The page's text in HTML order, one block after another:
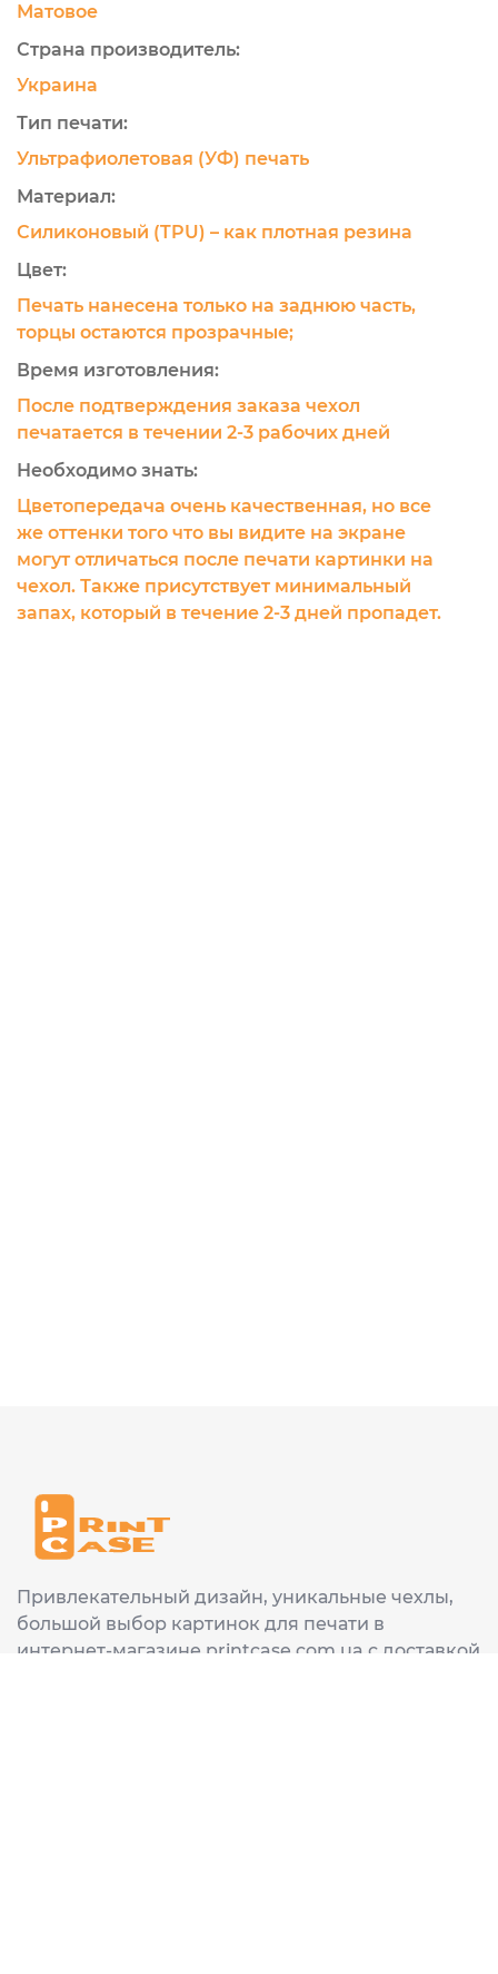
Матовое
Страна производитель:
Украина
Тип печати:
Ультрафиолетовая (УФ) печать
Материал:
Силиконовый (TPU) – как плотная резина
Цвет:
Печать нанесена только на заднюю часть,
торцы остаются прозрачные;
Время изготовления:
После подтверждения заказа чехол
печатается в течении 2-3 рабочих дней
Необходимо знать:
Цветопередача очень качественная, но все
же оттенки того что вы видите на экране
могут отличаться после печати картинки на
чехол. Также присутствует минимальный
запах, который в течение 2-3 дней пропадет.
Привлекательный дизайн, уникальные чехлы,
большой выбор картинок для печати в
интернет-магазине printcase.com.ua с доставкой